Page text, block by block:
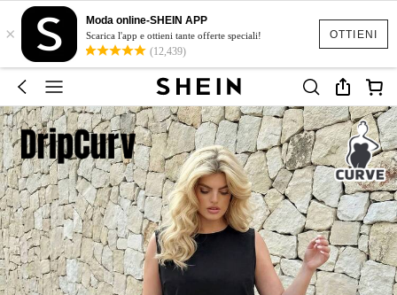
OTTIENI
×
Moda online-SHEIN APP
Scarica l'app e ottieni tante offerte speciali!
(12,439)